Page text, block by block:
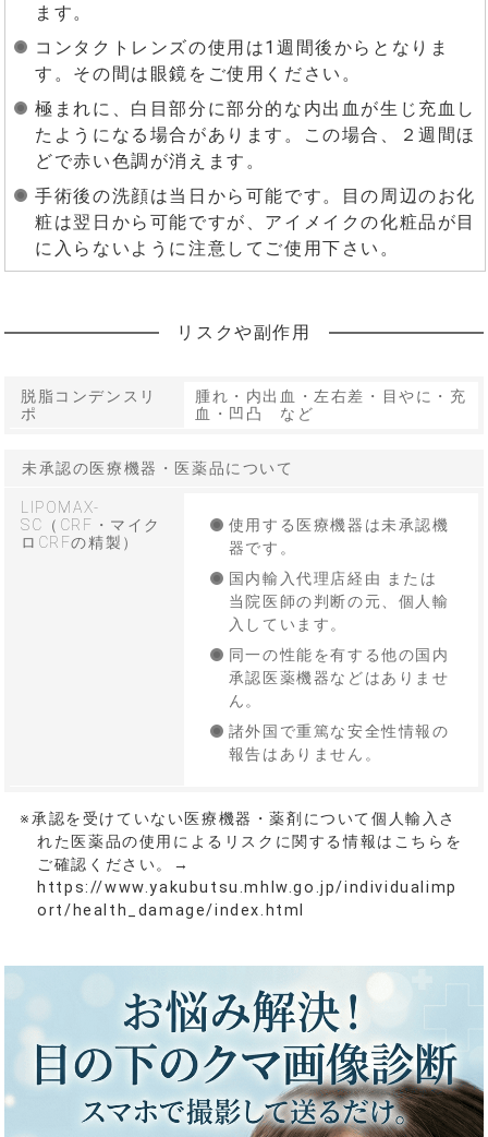
ます。
コンタクトレンズの使用は1週間後からとなりま
す。その間は眼鏡をご使用ください。
極まれに、白目部分に部分的な内出血が生じ充血し
たようになる場合があります。この場合、２週間ほ
どで赤い色調が消えます。
手術後の洗顔は当日から可能です。目の周辺のお化
粧は翌日から可能ですが、アイメイクの化粧品が目
に入らないように注意してご使用下さい。
リスクや副作用
脱脂コンデンスリ
ポ
腫れ・内出血・左右差・目やに・充
血・凹凸 など
未承認の医療機器・医薬品について
LIPOMAX-
SC（CRF・マイク
ロCRFの精製）
使用する医療機器は未承認機
器です。
国内輸入代理店経由 または
当院医師の判断の元、個人輸
入しています。
同一の性能を有する他の国内
承認医薬機器などはありませ
ん。
諸外国で重篤な安全性情報の
報告はありません。
※承認を受けていない医療機器・薬剤について個人輸入さ
れた医薬品の使用によるリスクに関する情報はこちらを
ご確認ください。→
https://www.yakubutsu.mhlw.go.jp/individualimp
ort/health_damage/index.html